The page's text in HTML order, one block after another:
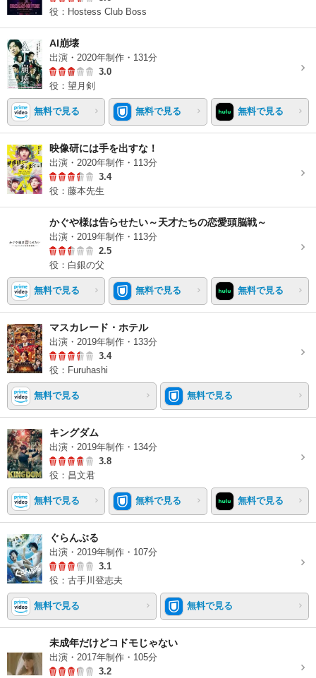
役：Hostess Club Boss
AI崩壊
出演・2020年制作・131分
3.0
役：望月剣
無料で見る 無料で見る 無料で見る
映像研には手を出すな！
出演・2020年制作・113分
3.4
役：藤本先生
かぐや様は告らせたい～天才たちの恋愛頭脳戦～
出演・2019年制作・113分
2.5
役：白銀の父
無料で見る 無料で見る 無料で見る
マスカレード・ホテル
出演・2019年制作・133分
3.4
役：Furuhashi
無料で見る 無料で見る
キングダム
出演・2019年制作・134分
3.8
役：昌文君
無料で見る 無料で見る 無料で見る
ぐらんぶる
出演・2019年制作・107分
3.1
役：古手川登志夫
無料で見る 無料で見る
未成年だけどコドモじゃない
出演・2017年制作・105分
3.2